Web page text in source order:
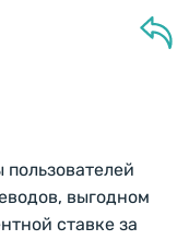
выгодном
ставке за